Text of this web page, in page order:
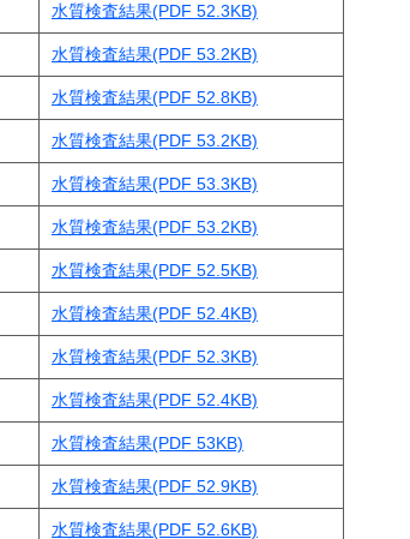
水質検査結果(PDF 52.3KB)
水質検査結果(PDF 53.2KB)
水質検査結果(PDF 52.8KB)
水質検査結果(PDF 53.2KB)
水質検査結果(PDF 53.3KB)
水質検査結果(PDF 53.2KB)
水質検査結果(PDF 52.5KB)
水質検査結果(PDF 52.4KB)
水質検査結果(PDF 52.3KB)
水質検査結果(PDF 52.4KB)
水質検査結果(PDF 53KB)
水質検査結果(PDF 52.9KB)
水質検査結果(PDF 52.6KB)